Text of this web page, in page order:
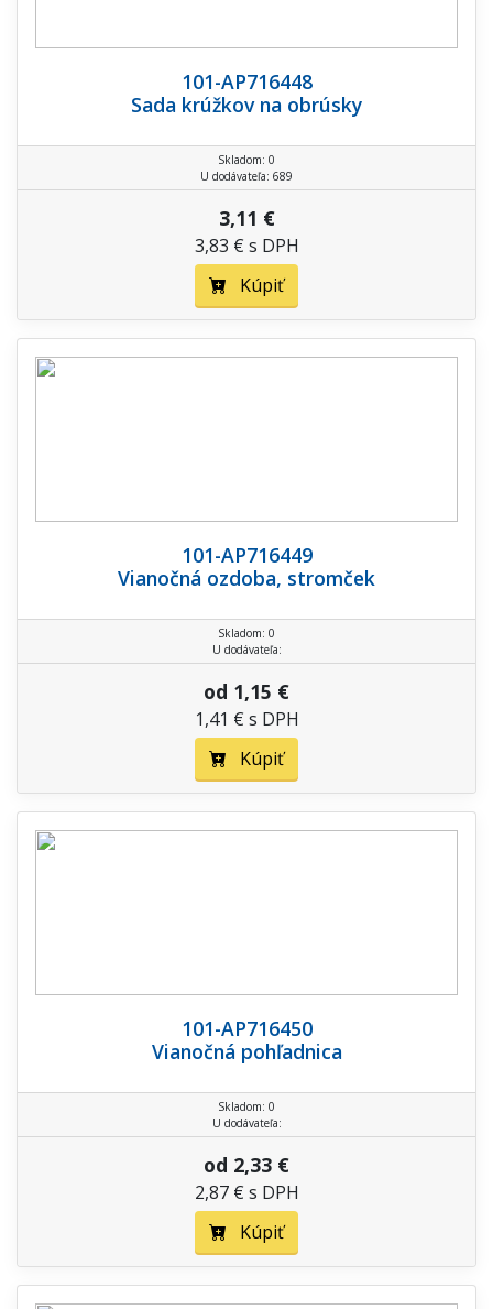
101-AP716448
Sada krúžkov na obrúsky
Skladom: 0
U dodávateľa: 689
3,11 €
3,83 € s DPH
Kúpiť
101-AP716449
Vianočná ozdoba, stromček
Skladom: 0
U dodávateľa:
od 1,15 €
1,41 € s DPH
Kúpiť
101-AP716450
Vianočná pohľadnica
Skladom: 0
U dodávateľa:
od 2,33 €
2,87 € s DPH
Kúpiť